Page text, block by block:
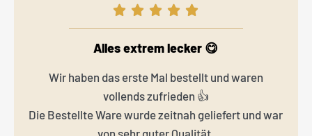
Alles extrem lecker 😋
Wir haben das erste Mal bestellt und waren
vollends zufrieden 👍
Die Bestellte Ware wurde zeitnah geliefert und war